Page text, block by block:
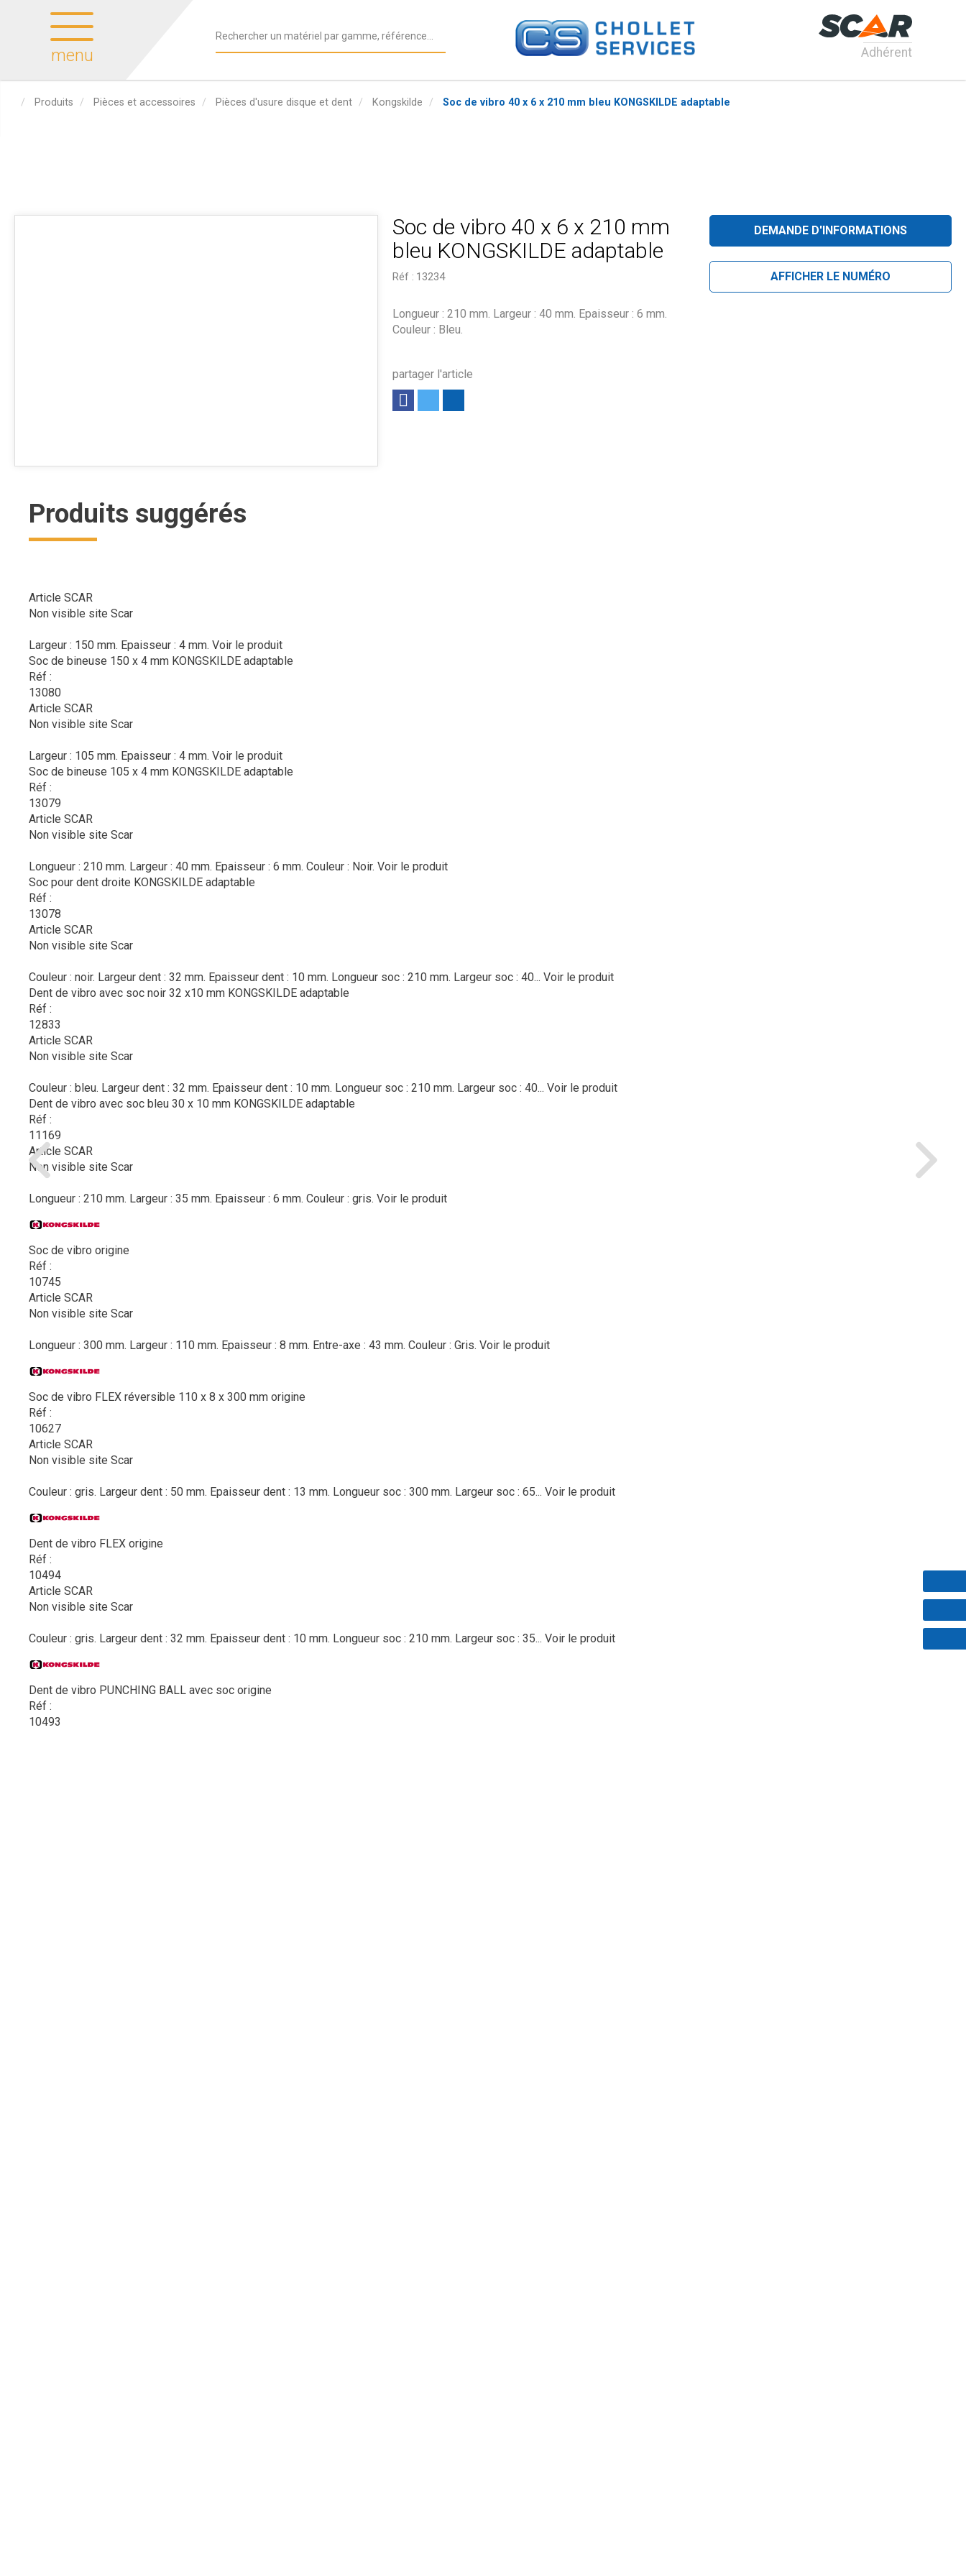
menu Adhérent
Produits Pièces et accessoires Pièces d'usure disque et dent Kongskilde Soc de vibro 40 x 6 x 210 mm bleu KONGSKILDE adaptable
Soc de vibro 40 x 6 x 210 mm
bleu KONGSKILDE adaptable
Réf : 13234
partager l'article
Longueur : 210 mm. Largeur : 40 mm. Epaisseur : 6 mm.
Couleur : Bleu.
DEMANDE D'INFORMATIONS
AFFICHER LE NUMÉRO
Produits suggérés
Article SCAR
Non visible site Scar
Largeur : 150 mm. Epaisseur : 4 mm. Voir le produit
Soc de bineuse 150 x 4 mm KONGSKILDE adaptable
Réf :
13080
Article SCAR
Non visible site Scar
Largeur : 105 mm. Epaisseur : 4 mm. Voir le produit
Soc de bineuse 105 x 4 mm KONGSKILDE adaptable
Réf :
13079
Article SCAR
Non visible site Scar
Longueur : 210 mm. Largeur : 40 mm. Epaisseur : 6 mm. Couleur : Noir. Voir le produit
Soc pour dent droite KONGSKILDE adaptable
Réf :
13078
Article SCAR
Non visible site Scar
Couleur : noir. Largeur dent : 32 mm. Epaisseur dent : 10 mm. Longueur soc : 210 mm. Largeur soc : 40... Voir le produit
Dent de vibro avec soc noir 32 x10 mm KONGSKILDE adaptable
Réf :
12833
Article SCAR
Non visible site Scar
Couleur : bleu. Largeur dent : 32 mm. Epaisseur dent : 10 mm. Longueur soc : 210 mm. Largeur soc : 40... Voir le produit
Dent de vibro avec soc bleu 30 x 10 mm KONGSKILDE adaptable
Réf :
11169
Article SCAR
Non visible site Scar
Longueur : 210 mm. Largeur : 35 mm. Epaisseur : 6 mm. Couleur : gris. Voir le produit
Soc de vibro origine
Réf :
10745
Article SCAR
Non visible site Scar
Longueur : 300 mm. Largeur : 110 mm. Epaisseur : 8 mm. Entre-axe : 43 mm. Couleur : Gris. Voir le produit
Soc de vibro FLEX réversible 110 x 8 x 300 mm origine
Réf :
10627
Article SCAR
Non visible site Scar
Couleur : gris. Largeur dent : 50 mm. Epaisseur dent : 13 mm. Longueur soc : 300 mm. Largeur soc : 65... Voir le produit
Dent de vibro FLEX origine
Réf :
10494
Article SCAR
Non visible site Scar
Couleur : gris. Largeur dent : 32 mm. Epaisseur dent : 10 mm. Longueur soc : 210 mm. Largeur soc : 35... Voir le produit
Dent de vibro PUNCHING BALL avec soc origine
Réf :
10493